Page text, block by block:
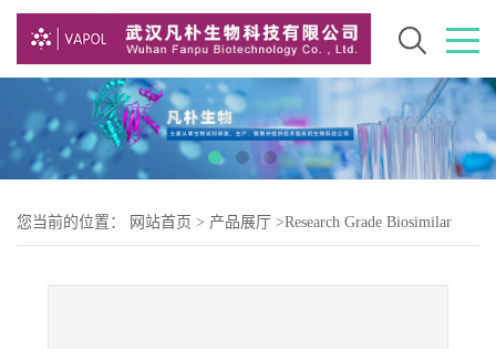
您当前的位置： 网站首页 > 产品展厅 >Research Grade Biosimilar